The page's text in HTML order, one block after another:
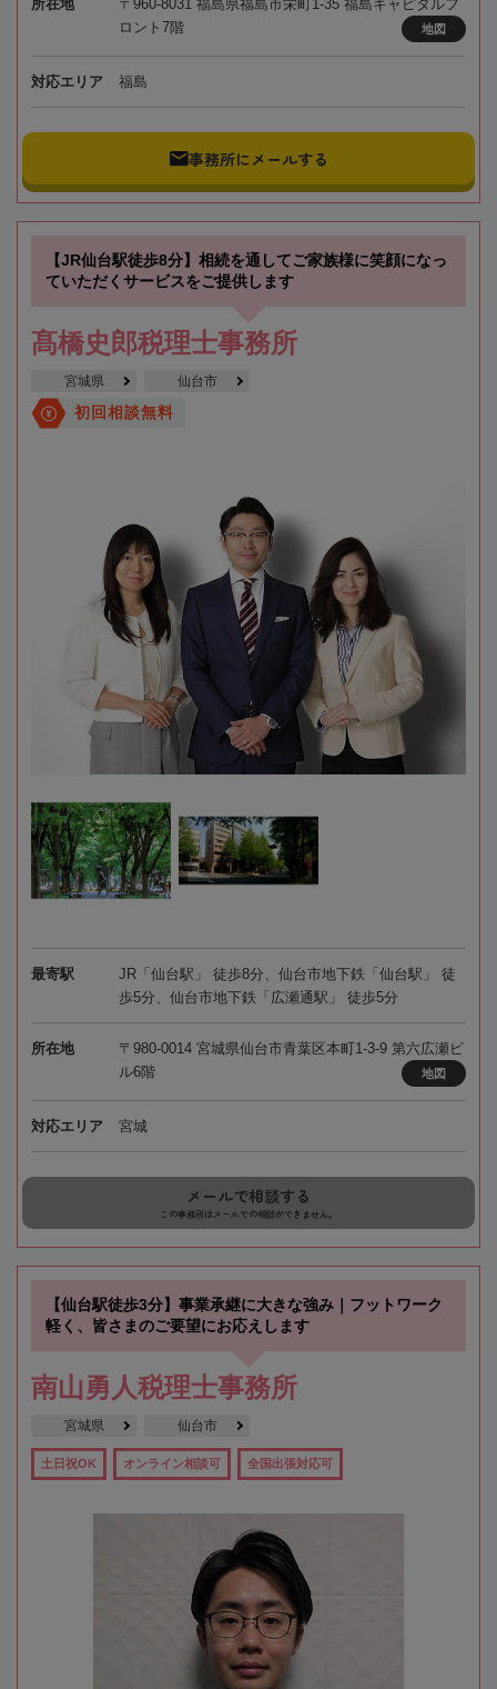
所在地
〒960-8031 福島県福島市栄町1-35 福島キャピタルフ
ロント7階
地図
対応エリア 福島
事務所にメールする
【JR仙台駅徒歩8分】相続を通してご家族様に笑顔になっ
ていただくサービスをご提供します
髙橋史郎税理士事務所
宮城県 仙台市
初回相談無料
最寄駅
JR「仙台駅」 徒歩8分、仙台市地下鉄「仙台駅」 徒
歩5分、仙台市地下鉄「広瀬通駅」 徒歩5分
所在地
〒980-0014 宮城県仙台市青葉区本町1-3-9 第六広瀬ビ
ル6階
地図
対応エリア 宮城
メールで相談する
この事務所はメールでの相談ができません。
【仙台駅徒歩3分】事業承継に大きな強み｜フットワーク
軽く、皆さまのご要望にお応えします
南山勇人税理士事務所
宮城県 仙台市
土日祝OK オンライン相談可 全国出張対応可